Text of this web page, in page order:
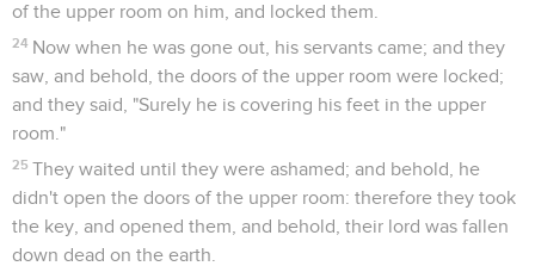
of the upper room on him, and locked them.
24 Now when he was gone out, his servants came; and they
saw, and behold, the doors of the upper room were locked;
and they said, "Surely he is covering his feet in the upper
room."
25 They waited until they were ashamed; and behold, he
didn't open the doors of the upper room: therefore they took
the key, and opened them, and behold, their lord was fallen
down dead on the earth.